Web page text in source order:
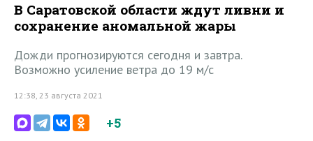
В Саратовской области ждут ливни и
сохранение аномальной жары
Дожди прогнозируются сегодня и завтра.
Возможно усиление ветра до 19 м/с
12:38, 23 августа 2021
+5